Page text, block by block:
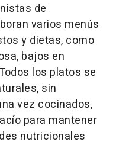
de
varios menús
y dietas, como
bajos en
los platos se
sin
vez cocinados,
para mantener
nutricionales